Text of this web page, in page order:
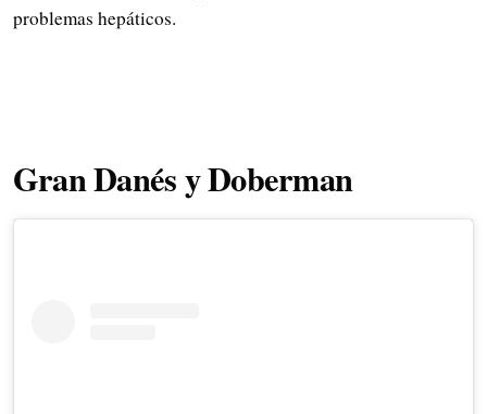
problemas hepáticos.
Gran Danés y Doberman